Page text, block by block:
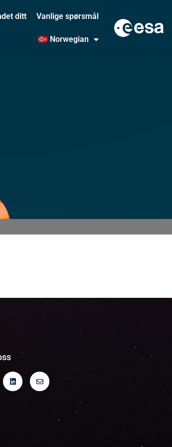
ditt Vanlige spørsmål
Norwegian